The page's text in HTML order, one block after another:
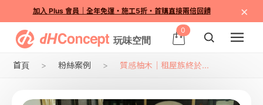
加入 Plus 會員｜全年免運・施工5折・首購直接兩倍回饋 ×
0
首頁 粉絲案例 質感柚木｜租屋族終於...